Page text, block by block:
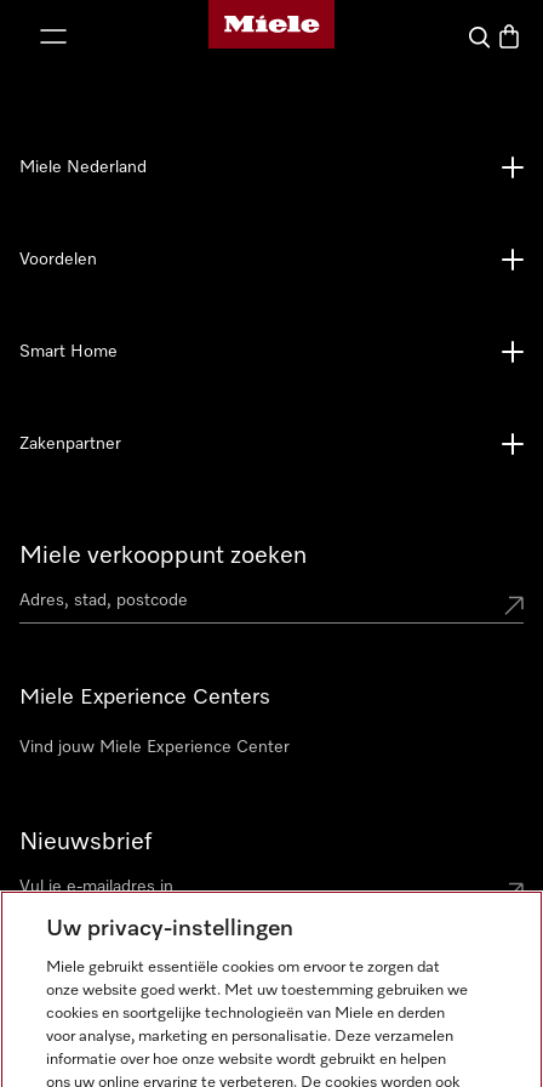
Homepage van Miele
Wat zoek
Miele verkooppunt zoeken
Miele Experience Centers
Vind jouw Miele Experience Center
Nieuwsbrief
Miele Nederland
Voordelen
Smart Home
Zakenpartner
Miele op Instagram
Miele op Facebook
Miele op Youtube
Uw privacy-instellingen
Miele gebruikt essentiële cookies om ervoor te zorgen dat
onze website goed werkt. Met uw toestemming gebruiken we
cookies en soortgelijke technologieën van Miele en derden
voor analyse, marketing en personalisatie. Deze verzamelen
informatie over hoe onze website wordt gebruikt en helpen
ons uw online ervaring te verbeteren. De cookies worden ook